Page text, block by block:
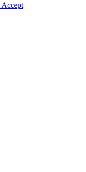
Accept